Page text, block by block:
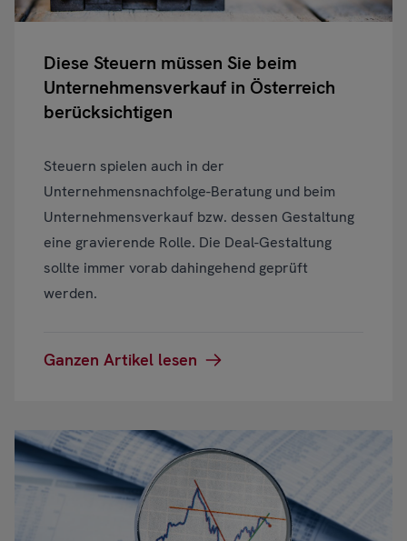
Diese Steuern müssen Sie beim
Unternehmensverkauf in Österreich
berücksichtigen
Steuern spielen auch in der
Unternehmensnachfolge-Beratung und beim
Unternehmensverkauf bzw. dessen Gestaltung
eine gravierende Rolle. Die Deal-Gestaltung
sollte immer vorab dahingehend geprüft
werden.
Ganzen Artikel lesen